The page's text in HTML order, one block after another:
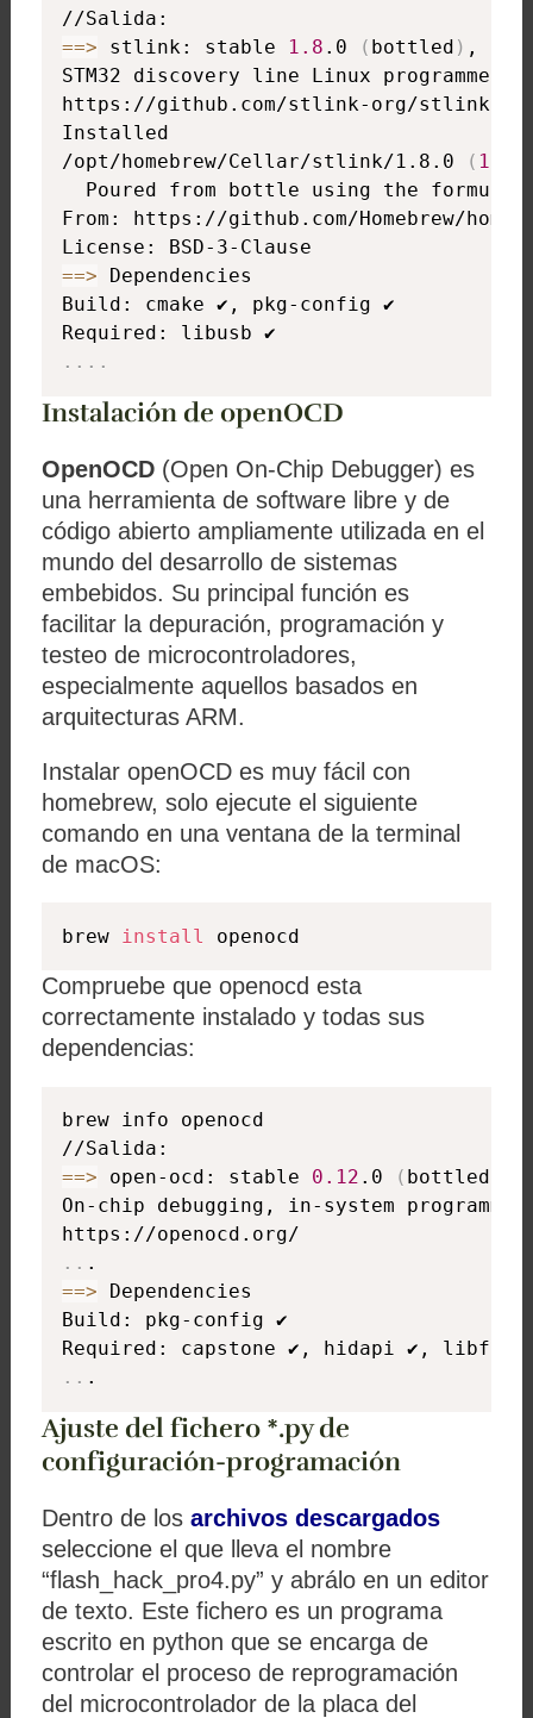
==> stlink: stable 1.8 .0 ( bottled ) ,
STM32 discovery line Linux programmer
https://github.com/stlink-org/stlink
Installed
/opt/homebrew/Cellar/stlink/1.8.0
( 107
Poured from bottle using the
From: https://github.com/Homebrew/
==> Dependencies
Build: cmake ✔, pkg-config ✔
.. ..
Instalación de openOCD
OpenOCD (Open On-Chip Debugger) es
una herramienta de software libre y de
código abierto ampliamente utilizada en el
mundo del desarrollo de sistemas
embebidos. Su principal función es
facilitar la depuración, programación y
testeo de microcontroladores,
especialmente aquellos basados en
arquitecturas ARM.
Instalar openOCD es muy fácil con
homebrew, solo ejecute el siguiente
comando en una ventana de la terminal
de macOS:
brew install openocd
Compruebe que openocd esta
correctamente instalado y todas sus
dependencias:
brew info openocd
==> open-ocd: stable 0.12 .0 ( bottled
On-chip debugging, in-system
..
==> Dependencies
Build: pkg-config ✔
.. .
Ajuste del fichero *.py de
configuración-programación
Dentro de losarchivos descargados
seleccione el que lleva el nombre
“flash_hack_pro4.py” y abrálo en un editor
de texto. Este fichero es un programa
escrito en python que se encarga de
controlar el proceso de reprogramación
del microcontrolador de la placa del